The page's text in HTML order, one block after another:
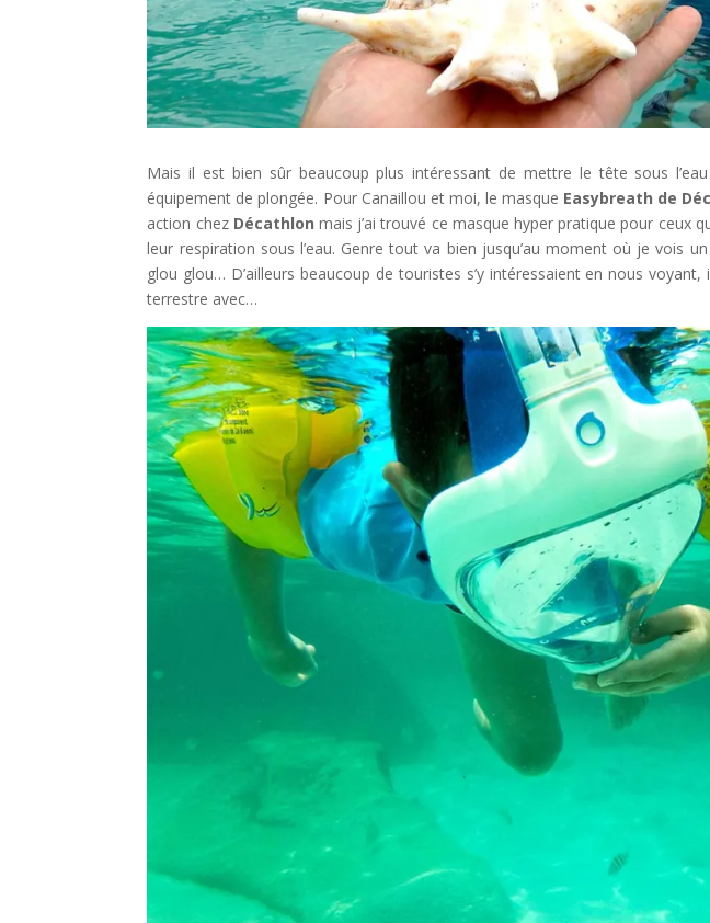
Mais il est bien sûr beaucoup plus intéressant de mettre le tête sous
équipement de plongée. Pour Canaillou et moi, le masque Easybreath de
action chez Décathlon mais j’ai trouvé ce masque hyper pratique pour ceux
leur respiration sous l’eau. Genre tout va bien jusqu’au moment où je vois
glou glou… D’ailleurs beaucoup de touristes s’y intéressaient en nous
terrestre avec…